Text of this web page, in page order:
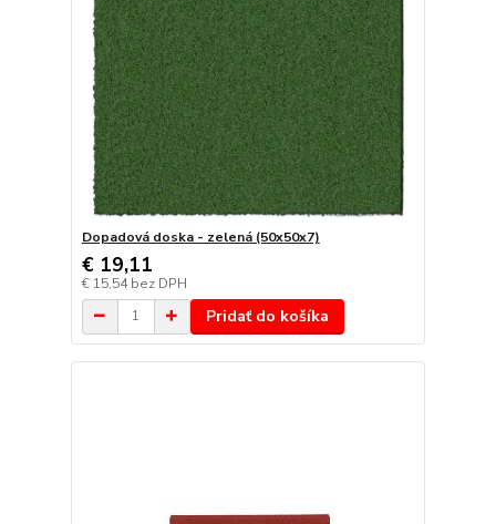
Dopadová doska - zelená (50x50x7)
€ 19,11
€ 15,54bez DPH
Pridať do košíka